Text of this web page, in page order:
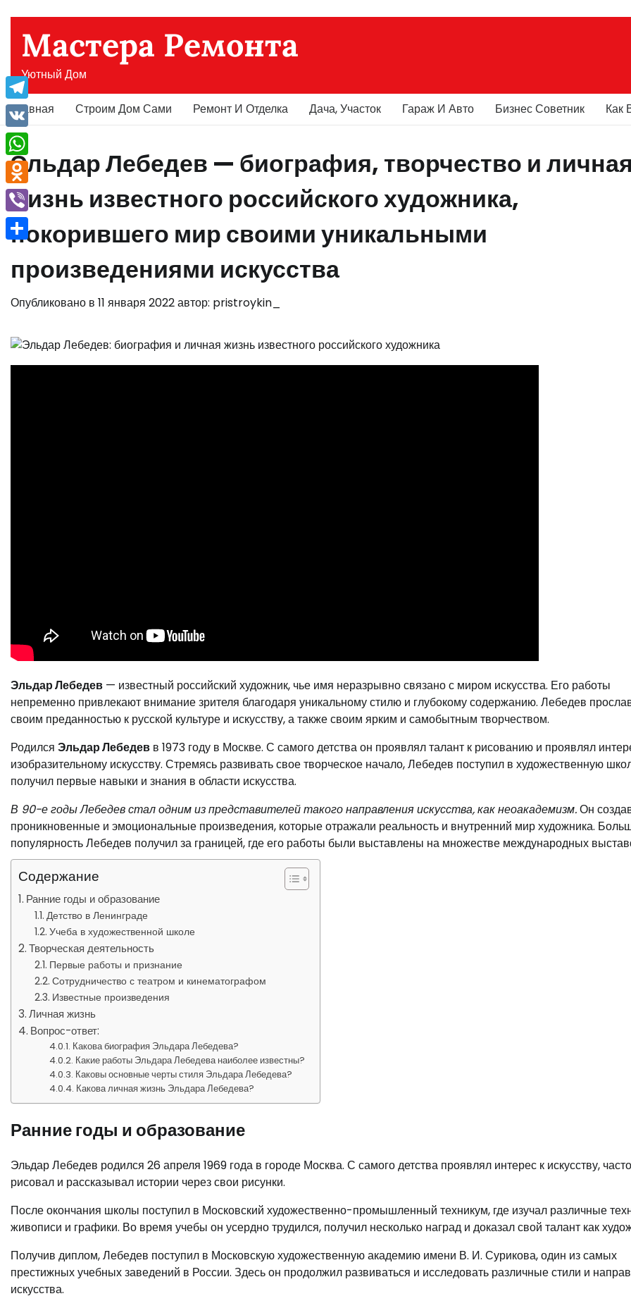
содержимому
Мастера Ремонта
Уютный Дом
Главная Строим Дом Сами Ремонт И Отделка Дача, Участок Гараж И Авто Бизнес Советник Как
Эльдар Лебедев — биография, творчество и личная
жизнь известного российского художника,
покорившего мир своими уникальными
произведениями искусства
Опубликовано в 11 января 2022автор: pristroykin_
Эльдар Лебедев — известный российский художник, чье имя неразрывно связано с миром искусства. Его работы
непременно привлекают внимание зрителя благодаря уникальному стилю и глубокому содержанию. Лебедев
своим преданностью к русской культуре и искусству, а также своим ярким и самобытным творчеством.
Родился Эльдар Лебедев в 1973 году в Москве. С самого детства он проявлял талант к рисованию и проявлял
изобразительному искусству. Стремясь развивать свое творческое начало, Лебедев поступил в художественную
получил первые навыки и знания в области искусства.
В 90-е годы Лебедев стал одним из представителей такого направления искусства, как неоакадемизм.Он
проникновенные и эмоциональные произведения, которые отражали реальность и внутренний мир художника.
популярность Лебедев получил за границей, где его работы были выставлены на множестве международных
Содержание
Ранние годы и образование
Детство в Ленинграде
Учеба в художественной школе
Творческая деятельность
Первые работы и признание
Сотрудничество с театром и кинематографом
Известные произведения
Личная жизнь
Вопрос-ответ:
Какова биография Эльдара Лебедева?
Какие работы Эльдара Лебедева наиболее известны?
Каковы основные черты стиля Эльдара Лебедева?
Какова личная жизнь Эльдара Лебедева?
Ранние годы и образование
Эльдар Лебедев родился 26 апреля 1969 года в городе Москва. С самого детства проявлял интерес к искусству, часто
рисовал и рассказывал истории через свои рисунки.
После окончания школы поступил в Московский художественно-промышленный техникум, где изучал различные
живописи и графики. Во время учебы он усердно трудился, получил несколько наград и доказал свой талант как
Получив диплом, Лебедев поступил в Московскую художественную академию имени В. И. Сурикова, один из самых
престижных учебных заведений в России. Здесь он продолжил развиваться и исследовать различные стили и
искусства.
Telegram
VK
WhatsApp
Odnoklassniki
Viber